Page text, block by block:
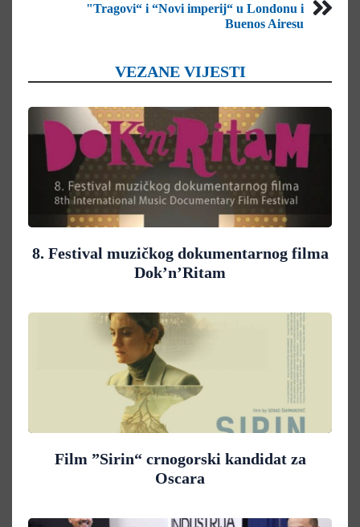
"Tragovi“ i “Novi imperij“ u Londonu i
Buenos Airesu
VEZANE VIJESTI
8. Festival muzičkog dokumentarnog filma
Dok’n’Ritam
Film ”Sirin“ crnogorski kandidat za
Oscara